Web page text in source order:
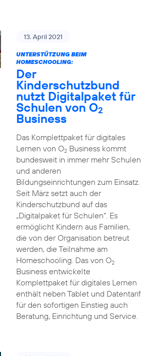
13. April 2021
UNTERSTÜTZUNG BEIM
HOMESCHOOLING:
Der
Kinderschutzbund
nutzt Digitalpaket für
Schulen von O2
Business
Das Komplettpaket für digitales
Lernen von O2Business kommt
bundesweit in immer mehr Schulen
und anderen
Bildungseinrichtungen zum Einsatz.
Seit März setzt auch der
Kinderschutzbund auf das
„Digitalpaket für Schulen“. Es
ermöglicht Kindern aus Familien,
die von der Organisation betreut
werden, die Teilnahme am
Homeschooling. Das von O2
Business entwickelte
Komplettpaket für digitales Lernen
enthält neben Tablet und Datentarif
für den sofortigen Einstieg auch
Beratung, Einrichtung und Service.